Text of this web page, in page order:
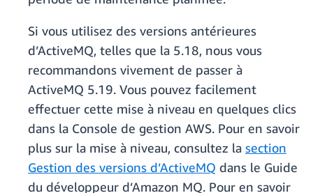
Si vous utilisez des versions antérieures
d’ActiveMQ, telles que la 5.18, nous vous
recommandons vivement de passer à
ActiveMQ 5.19. Vous pouvez facilement
effectuer cette mise à niveau en quelques clics
dans la Console de gestion AWS. Pour en savoir
plus sur la mise à niveau, consultez la section
Gestion des versions d’ActiveMQ dans le Guide
du développeur d’Amazon MQ. Pour en savoir